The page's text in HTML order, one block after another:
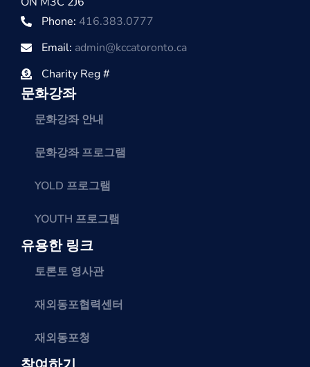
Phone: 416.383.0777
Email: admin@kccatoronto.ca
Charity Reg #
문화강좌
문화강좌 안내
문화강좌 프로그램
YOLD 프로그램
YOUTH 프로그램
유용한 링크
토론토 영사관
재외동포협력센터
재외동포청